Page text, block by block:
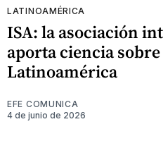
LATINOAMÉRICA
ISA: la asociación
aporta ciencia
Latinoamérica
EFE COMUNICA
4 de junio de 2026